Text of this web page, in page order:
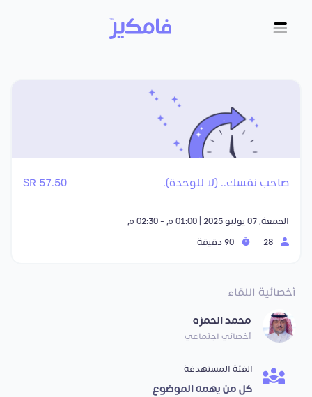
صاحب نفسك.. (لا للوحدة). 57.50 SR
الجمعة, 07 يوليو 2025 | 01:00 م - 02:30 م
أخصائية اللقاء
محمد الحمزه
أخصائي اجتماعي
الفئة المستهدفة
كل من يهمه الموضوع